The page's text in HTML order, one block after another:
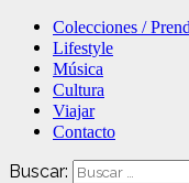
Colecciones /
Lifestyle
Música
Cultura
Viajar
Contacto
Buscar: